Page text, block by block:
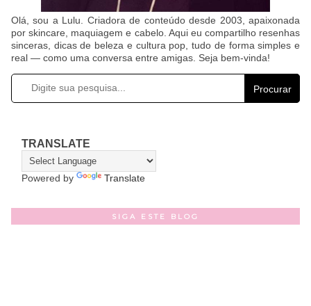
Olá, sou a Lulu. Criadora de conteúdo desde 2003, apaixonada
por skincare, maquiagem e cabelo. Aqui eu compartilho resenhas
sinceras, dicas de beleza e cultura pop, tudo de forma simples e
real — como uma conversa entre amigas. Seja bem-vinda!
Procurar
TRANSLATE
Powered by Translate
SIGA ESTE BLOG